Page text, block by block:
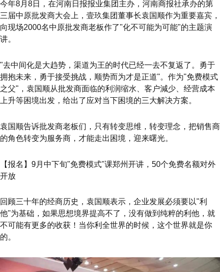
今年8月8日，在河南日报报业集团主办，河南商报社承办的第
三届中原批发商大会上，壹玖集团董事长袁国顺作为重要嘉宾，
向现场2000名中原批发商老板作了"化不可能为可能"的主题演
讲。
"去中间化是大趋势，渠道为王的时代已经一去不复返了。勇于
拥抱未来，勇于接受挑战，顺势而为才是正道"。作为"免费模式
之父"，袁国顺从批发商面临的利润缩水、客户減少、经营成本
上升等困境出发，给出了应对当下困境的三大解决方案。
袁国顺告诉批发商老板们，只有转变思维，转变理念，把销售商
的角色转变为服务商，才能走出困境，迎来曙光。
【报名】9月中下旬"免费模式"课郑州开讲，50个免费名额对外
开放
回顾三十年的经商历史，袁国顺表示，企业发展必须要以"利
他"为基础，如果思想境界提高不了，没有做到纯粹的利他，就
不可能有更多的收获！当你利全世界的时候，这个世界就是你
的。